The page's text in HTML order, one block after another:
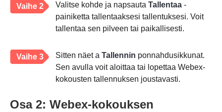
Vaihe 2 Valitse kohde ja napsauta Tallentaa -
painiketta tallentaaksesi tallentuksesi. Voit
tallentaa sen pilveen tai paikallisesti.
Vaihe 3 Sitten näet a Tallennin ponnahdusikkunat.
Sen avulla voit aloittaa tai lopettaa Webex-
kokousten tallennuksen joustavasti.
Osa 2: Webex-kokouksen